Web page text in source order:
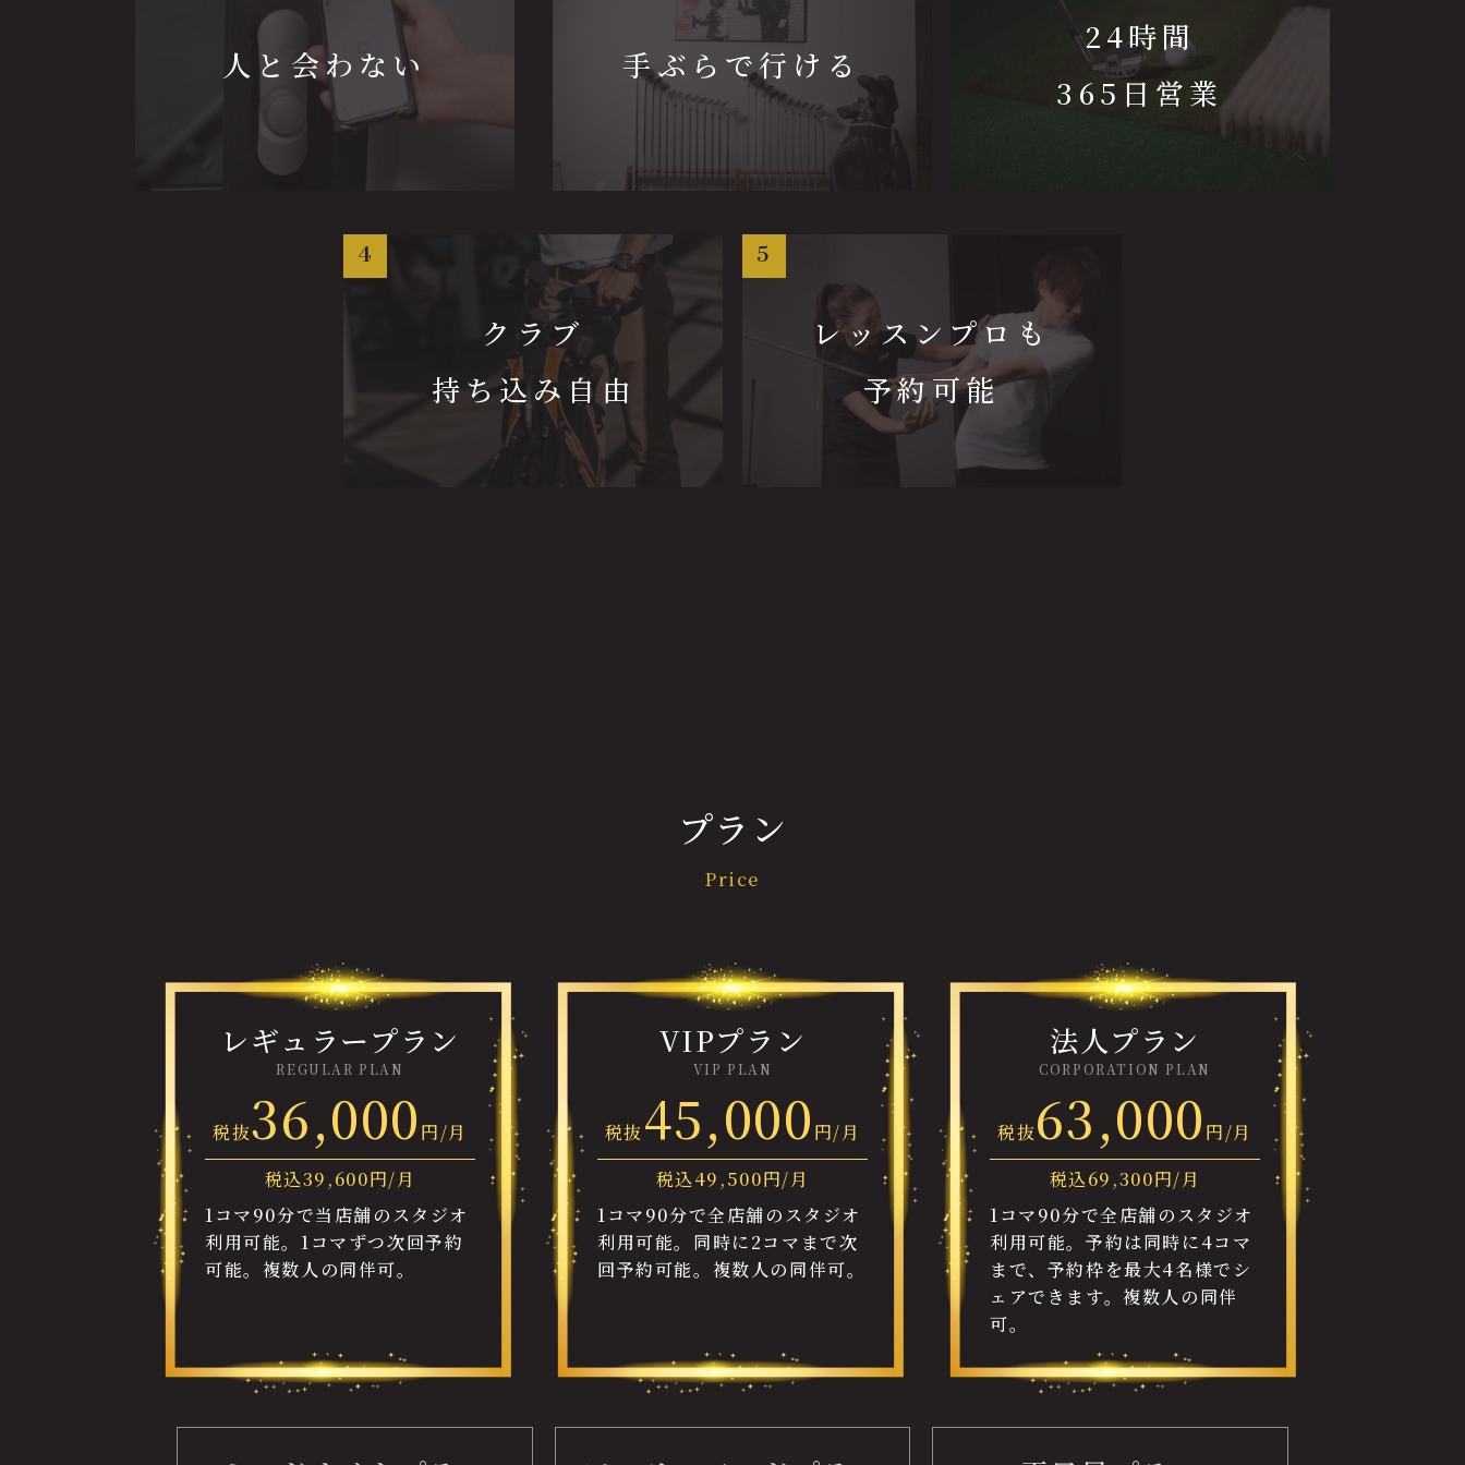
人と会わない 手ぶらで行ける
24時間
365日営業
4
クラブ
持ち込み自由
5
レッスンプロも
予約可能
プラン
Price
レギュラープラン
REGULAR PLAN
税抜36,000 円/月
税込39,600円/月
1コマ90分で当店舗のスタジオ
利用可能。1コマずつ次回予約
可能。複数人の同伴可。
VIPプラン
VIP PLAN
税抜 45,000 円/月
税込49,500円/月
1コマ90分で全店舗のスタジオ
利用可能。同時に2コマまで次
回予約可能。複数人の同伴可。
法人プラン
CORPORATION PLAN
税抜63,000 円/月
税込69,300円/月
1コマ90分で全店舗のスタジオ
利用可能。予約は同時に4コマ
まで、予約枠を最大4名様でシ
ェアできます。複数人の同伴
可。